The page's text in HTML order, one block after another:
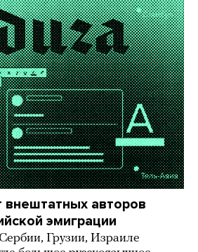
авторов
эмиграции
Грузии, Израиле